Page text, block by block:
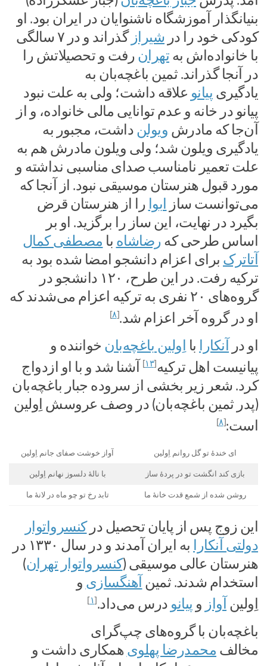
بنیانگذار آموزشگاه ناشنوایان در ایران بود. او
کودکی خود را در شیراز
گذراند و در ۷ سالگی
با خانواده‌اش به تهران رفت و تحصیلاتش را
در آنجا گذراند. ثمین باغچه‌بان به
یادگیری پیانو علاقه داشت؛ ولی به علت نبود
پیانو در خانه و عدم توانایی مالی خانواده، و از
آن‌جا که مادرش ویولن داشت، مجبور به
یادگیری ویلون شد؛ ولی ویلون مادرش هم به
علت تعمیر نامناسب صدای مناسبی نداشته و
مورد قبول هنرستان موسیقی نبود. از آنجا که
می‌توانست ساز ابوا را از هنرستان قرض
بگیرد در نهایت، این ساز را برگزید. او بر
اساس طرحی که رضاشاه با مصطفی کمال
آتاترک برای اعزام دانشجو امضا شده بود به
ترکیه رفت. در این طرح، ۱۲۰ دانشجو در
گروه‌های ۲۰ نفری به ترکیه اعزام می‌شدند که
او در گروه آخر اعزام شد.[۸]
او در آنکارا با اِولین باغچه‌بان خواننده و
پیانیست اهل ترکیه[۱۳] آشنا شد و با او ازدواج
کرد. شعر زیر بخشی از سروده جبار باغچه‌بان
(پدر ثمین باغچه‌بان) در وصف عروسش اِولین
است:[۸]
ای خندهٔ تو گل روانم اِولین آواز خوشت صفای جانم اِولین
بازی کند انگشت تو در پردهٔ ساز با نالهٔ دلسوز نهانم اِولین
روشن شده از شمع قدت خانهٔ ما تابد رخ تو چو ماه در لانهٔ ما
این زوج پس از پایان تحصیل درکنسرواتوار
دولتی آنکارا
به ایران آمدند و در سال ۱۳۳۰ در
هنرستان عالی موسیقی (کنسرواتوار تهران)
استخدام شدند. ثمین آهنگسازی و
اِولین آواز و پیانو درس می‌داد.[۱]
باغچه‌بان با گروه‌های چپ‌گرای
مخالف محمدرضا پهلوی همکاری داشت و